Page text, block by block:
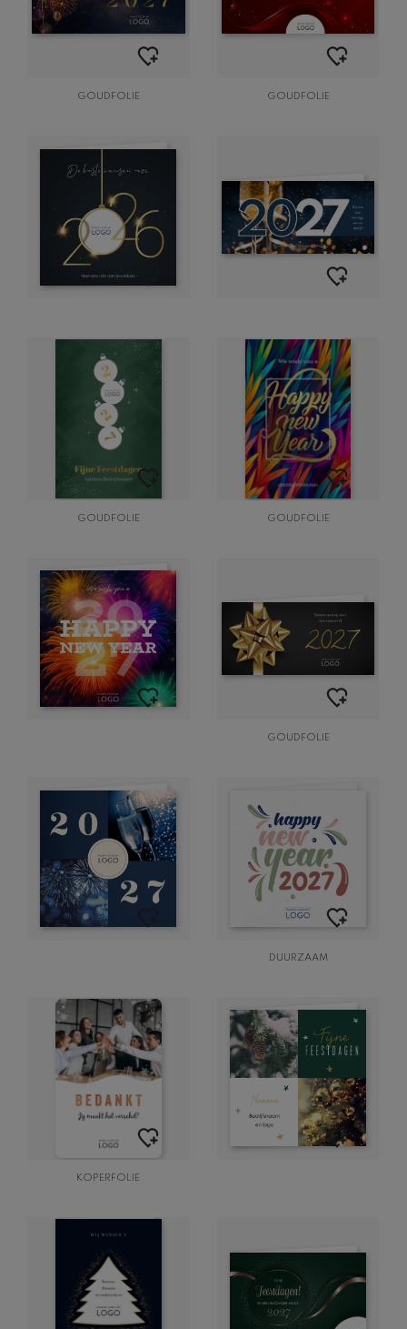
GOUDFOLIE GOUDFOLIE
GOUDFOLIE GOUDFOLIE
GOUDFOLIE
DUURZAAM
KOPERFOLIE